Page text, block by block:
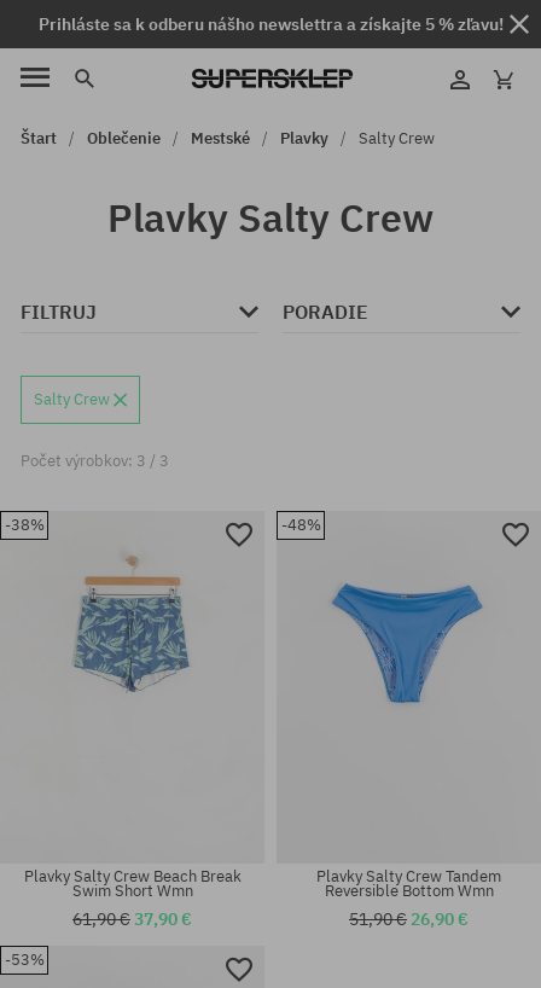
Prihláste sa k odberu nášho newslettra a získajte 5 % zľavu!
Štart Oblečenie Mestské Plavky Salty Crew
Plavky Salty Crew
FILTRUJ PORADIE
Salty Crew
Počet výrobkov: 3 / 3
-38%
Plavky Salty Crew Beach Break
Swim Short Wmn
61,90 €37,90 €
-48%
Plavky Salty Crew Tandem
Reversible Bottom Wmn
51,90 € 26,90 €
-53%